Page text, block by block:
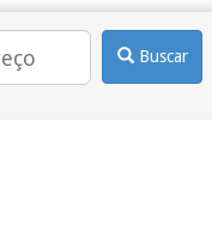
Buscar